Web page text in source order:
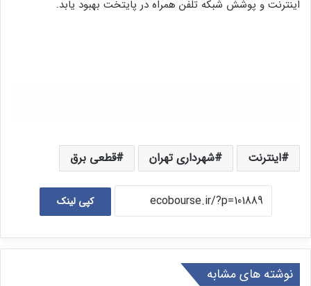
اینترنت و پوشش شبکه تلفن همراه در پایتخت بهبود یابد.
اینترنت شهرداری تهران قطعی برق
کپی لینک
نوشته های مشابه